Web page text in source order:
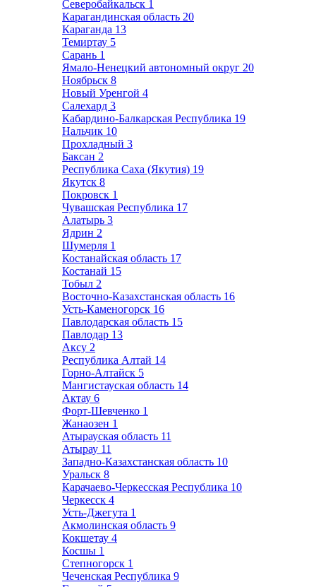
Северобайкальск 1
Карагандинская область 20
Караганда 13
Темиртау 5
Сарань 1
Ямало-Ненецкий автономный округ 20
Ноябрьск 8
Новый Уренгой 4
Салехард 3
Кабардино-Балкарская Республика 19
Нальчик 10
Прохладный 3
Баксан 2
Республика Саха (Якутия) 19
Якутск 8
Покровск 1
Чувашская Республика 17
Алатырь 3
Ядрин 2
Шумерля 1
Костанайская область 17
Костанай 15
Тобыл 2
Восточно-Казахстанская область 16
Усть-Каменогорск 16
Павлодарская область 15
Павлодар 13
Аксу 2
Республика Алтай 14
Горно-Алтайск 5
Мангистауская область 14
Актау 6
Форт-Шевченко 1
Жанаозен 1
Атырауская область 11
Атырау 11
Западно-Казахстанская область 10
Уральск 8
Карачаево-Черкесская Республика 10
Черкесск 4
Усть-Джегута 1
Акмолинская область 9
Кокшетау 4
Косшы 1
Степногорск 1
Чеченская Республика 9